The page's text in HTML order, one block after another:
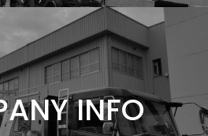
INFO